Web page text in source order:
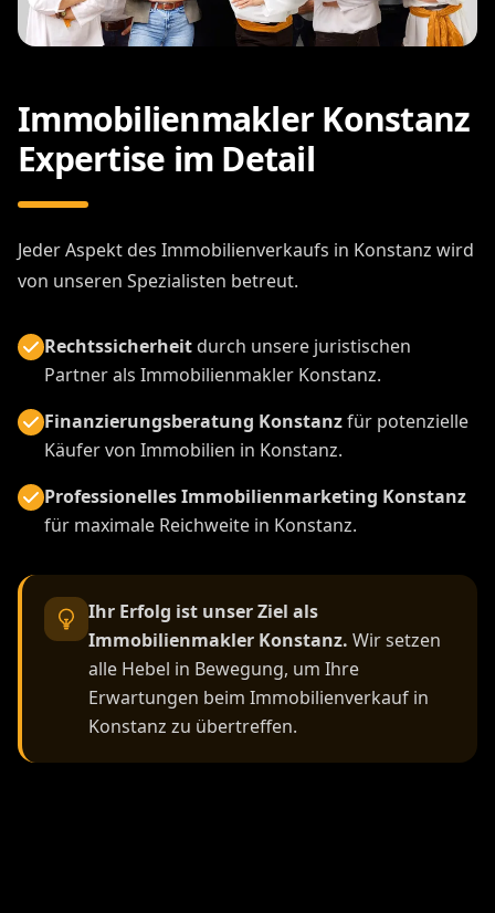
Immobilienmakler Konstanz
Expertise im Detail
Jeder Aspekt des Immobilienverkaufs in Konstanz wird
von unseren Spezialisten betreut.
Rechtssicherheitdurch unsere juristischen
Partner als Immobilienmakler Konstanz.
Finanzierungsberatung Konstanzfür potenzielle
Käufer von Immobilien in Konstanz.
Professionelles Immobilienmarketing Konstanz
für maximale Reichweite in Konstanz.
Ihr Erfolg ist unser Ziel als
Immobilienmakler Konstanz. Wir setzen
alle Hebel in Bewegung, um Ihre
Erwartungen beim Immobilienverkauf in
Konstanz zu übertreffen.